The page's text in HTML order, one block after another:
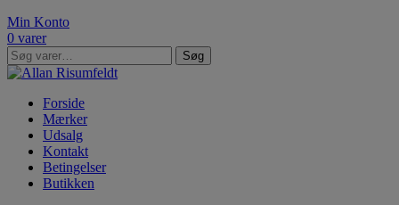
Min Konto
0 varer
Søg
efter:
Søg
Forside
Mærker
Udsalg
Kontakt
Betingelser
Butikken